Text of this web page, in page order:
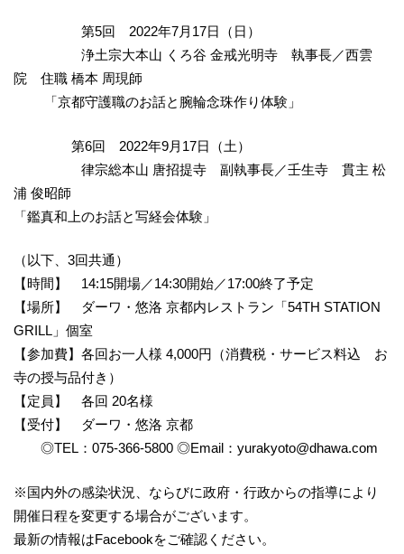
第5回 2022年7月17日（日）
浄土宗大本山 くろ谷 金戒光明寺 執事長／西雲
院 住職 橋本 周現師
「京都守護職のお話と腕輪念珠作り体験」
第6回 2022年9月17日（土）
律宗総本山 唐招提寺 副執事長／壬生寺 貫主 松
浦 俊昭師
「鑑真和上のお話と写経会体験」
（以下、3回共通）
【時間】 14:15開場／14:30開始／17:00終了予定
【場所】 ダーワ・悠洛 京都内レストラン「54TH STATION
GRILL」個室
【参加費】各回お一人様 4,000円（消費税・サービス料込 お
寺の授与品付き）
【定員】 各回 20名様
【受付】 ダーワ・悠洛 京都
◎TEL：075-366-5800 ◎Email： yurakyoto@dhawa.com
※国内外の感染状況、ならびに政府・行政からの指導により
開催日程を変更する場合がございます。
最新の情報はFacebookをご確認ください。